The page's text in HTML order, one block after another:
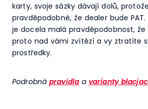
karty, svoje sázky dávají dolů,
pravděpodobné, že dealer bude
je docela malá pravděpodobnost, že
proto nad vámi zvítězí a vy ztratíte
prostředky.
Podrobná pravidlaa varianty